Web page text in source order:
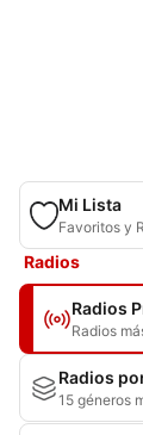
Mi Lista
Favoritos y
Radios
Radios
Radios
Radios
15 géneros